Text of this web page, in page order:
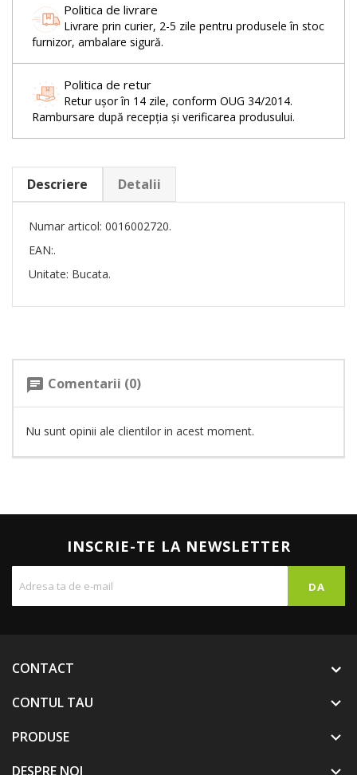
Politica de livrare
Livrare prin curier, 2-5 zile pentru produsele în stoc
furnizor, ambalare sigură.
Politica de retur
Retur ușor în 14 zile, conform OUG 34/2014.
Rambursare după recepția și verificarea produsului.
Descriere Detalii
Numar articol: 0016002720.
EAN:.
Unitate: Bucata.
chat Comentarii (0)
Nu sunt opinii ale clientilor in acest moment.
INSCRIE-TE LA NEWSLETTER
CONTACT
CONTUL TAU

PRODUSE 
DESPRE NOI